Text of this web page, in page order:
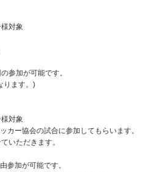
対象
参加が可能です。
ります。)
対象
カー協会の試合に参加してもらいます。
いただきます。
参加が可能です。